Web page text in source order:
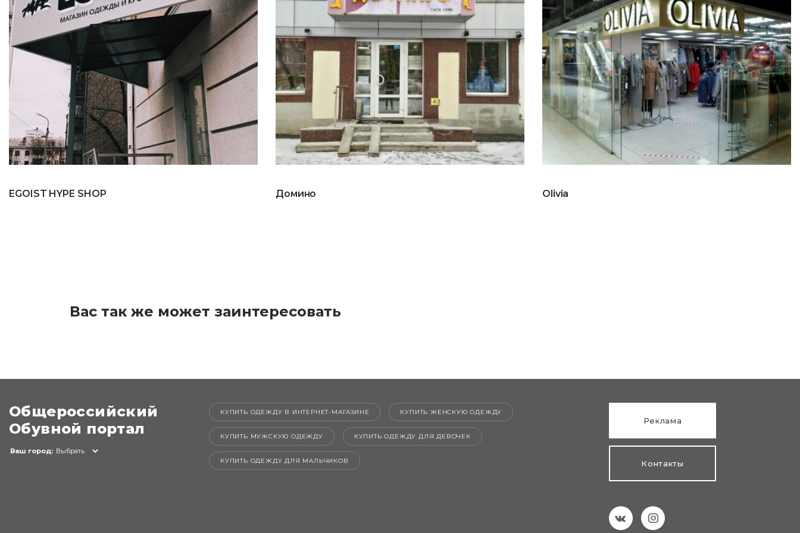
EGOIST HYPE SHOP Домино Olivia
Вас так же может заинтересовать
Общероссийский
Обувной портал
Ваш город: Выбрать
КУПИТЬ ОДЕЖДУ В ИНТЕРНЕТ-МАГАЗИНЕ КУПИТЬ ЖЕНСКУЮ ОДЕЖДУ
КУПИТЬ МУЖСКУЮ ОДЕЖДУ КУПИТЬ ОДЕЖДУ ДЛЯ ДЕВОЧЕК
КУПИТЬ ОДЕЖДУ ДЛЯ МАЛЬЧИКОВ
Реклама
Контакты